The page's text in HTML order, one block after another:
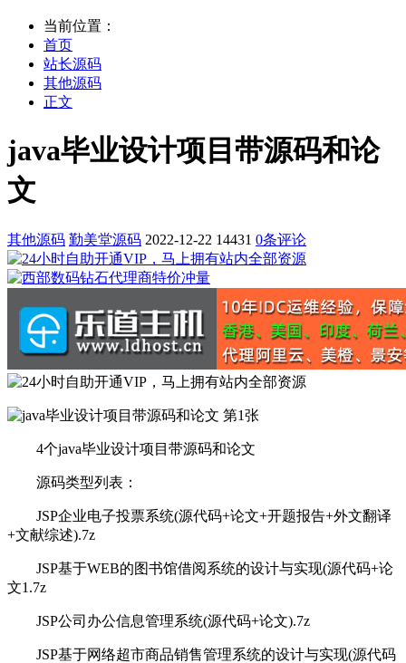
当前位置：
首页
站长源码
其他源码
正文
java毕业设计项目带源码和论
文
其他源码 勤美堂源码 2022-12-22 14431 0条评论
4个java毕业设计项目带源码和论文
源码类型列表：
JSP企业电子投票系统(源代码+论文+开题报告+外文翻译
+文献综述).7z
JSP基于WEB的图书馆借阅系统的设计与实现(源代码+论
文1.7z
JSP公司办公信息管理系统(源代码+论文).7z
JSP基于网络超市商品销售管理系统的设计与实现(源代码